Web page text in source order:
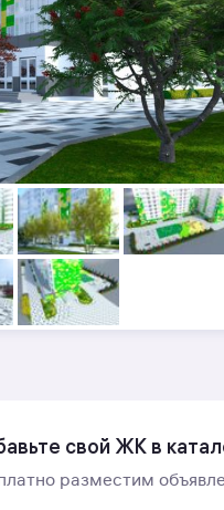
свой ЖК в
разместим